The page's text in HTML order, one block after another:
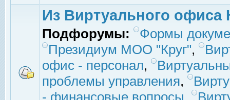
Из Виртуального офиса
Подфорумы:
Формы
Президиум МОО "Круг",
офис - персонал,
проблемы управления,
- финансовые вопросы,